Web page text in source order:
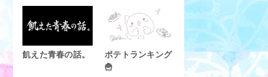
飢えた青春の話。
ポテトランキング
🍟